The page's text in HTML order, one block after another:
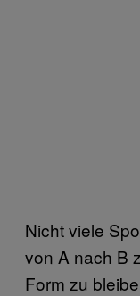
Nicht viele
von A nach B
Form zu